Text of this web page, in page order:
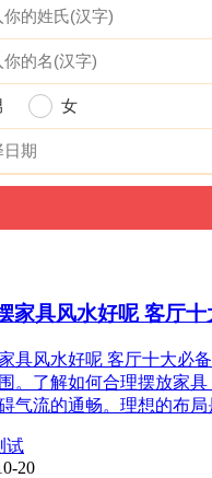
女
家具风水好呢 客厅
具风水好呢 客厅十大必
。了解如何合理摆放家
气流的通畅。理想的布
试
20